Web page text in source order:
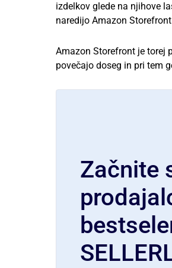
izdelkov glede na njihove
naredijo Amazon
Amazon Storefront je torej
povečajo doseg in pri tem
Začnite